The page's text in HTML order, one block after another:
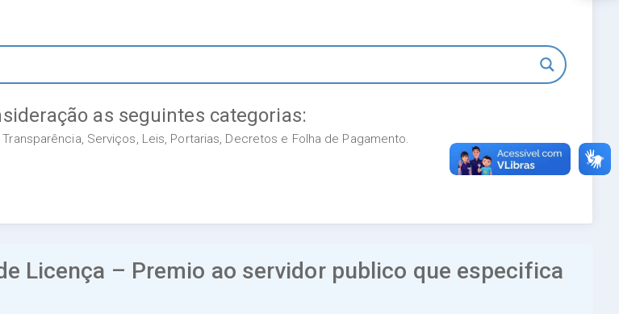
as seguintes categorias:
Serviços, Leis, Portarias, Decretos e Folha de Pagamento.
Licença – Premio ao servidor publico que especifica